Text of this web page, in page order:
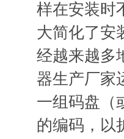
样在安装时
大简化了安
经越来越多
器生产厂家
一组码盘（
的编码，以